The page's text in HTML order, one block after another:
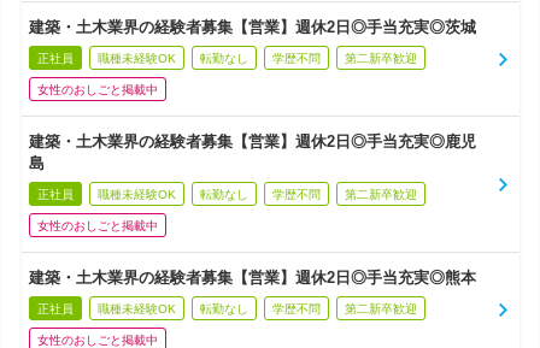
建築・土木業界の経験者募集【営業】週休2日◎手当充実◎茨城
正社員 職種未経験OK 転勤なし 学歴不問 第二新卒歓迎
女性のおしごと掲載中
建築・土木業界の経験者募集【営業】週休2日◎手当充実◎鹿児
島
正社員 職種未経験OK 転勤なし 学歴不問 第二新卒歓迎
女性のおしごと掲載中
建築・土木業界の経験者募集【営業】週休2日◎手当充実◎熊本
正社員 職種未経験OK 転勤なし 学歴不問 第二新卒歓迎
女性のおしごと掲載中